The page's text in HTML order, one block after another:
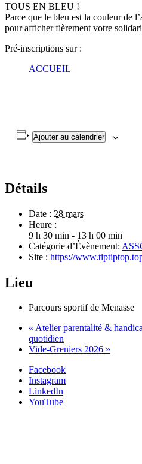
TOUS EN BLEU !
Parce que le bleu est la couleur de
pour afficher fièrement votre
Pré-inscriptions sur :
ACCUEIL
Ajouter au calendrier
Détails
Date : 28 mars
Heure :
9 h 30 min - 13 h 00 min
Catégorie d’Évènement:
Site : https://
Lieu
Parcours sportif de Menasse
« Atelier parentalité &
quotidien
Vide-Greniers 2026 »
Facebook
Instagram
LinkedIn
YouTube